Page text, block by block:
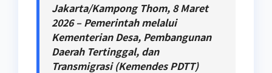
Jakarta/Kampong Thom, 8 Maret
2026 – Pemerintah melalui
Kementerian Desa, Pembangunan
Daerah Tertinggal, dan
Transmigrasi (Kemendes PDTT)